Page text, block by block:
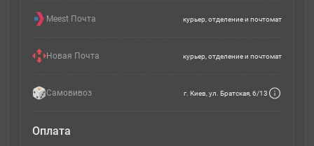
Meest Почта курьер, отделение и почтомат
Новая Почта курьер, отделение и почтомат
Самовивоз г. Киев, ул. Братская, 6/13
Оплата